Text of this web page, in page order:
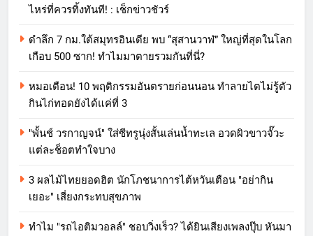
ไหร่ที่ควรทิ้งทันที! : เช็กข่าวชัวร์
ดำลึก 7 กม.ใต้สมุทรอินเดีย พบ “สุสานวาฬ” ใหญ่ที่สุดในโลก
เกือบ 500 ซาก! ทำไมมาตายรวมกันที่นี่?
หมอเตือน! 10 พฤติกรรมอันตรายก่อนนอน ทำลายไตไม่รู้ตัว
กินไก่ทอดยังได้แค่ที่ 3
"พั้นช์ วรกาญจน์" ใส่ซีทรูนุ่งสั้นเล่นน้ำทะเล อวดผิวขาวจั๊วะ
แต่ละช็อตทำใจบาง
3 ผลไม้ไทยยอดฮิต นักโภชนาการไต้หวันเตือน "อย่ากิน
เยอะ" เสี่ยงกระทบสุขภาพ
ทำไม "รถไอติมวอลล์" ชอบวิ่งเร็ว? ได้ยินเสียงเพลงปุ๊บ หันมา